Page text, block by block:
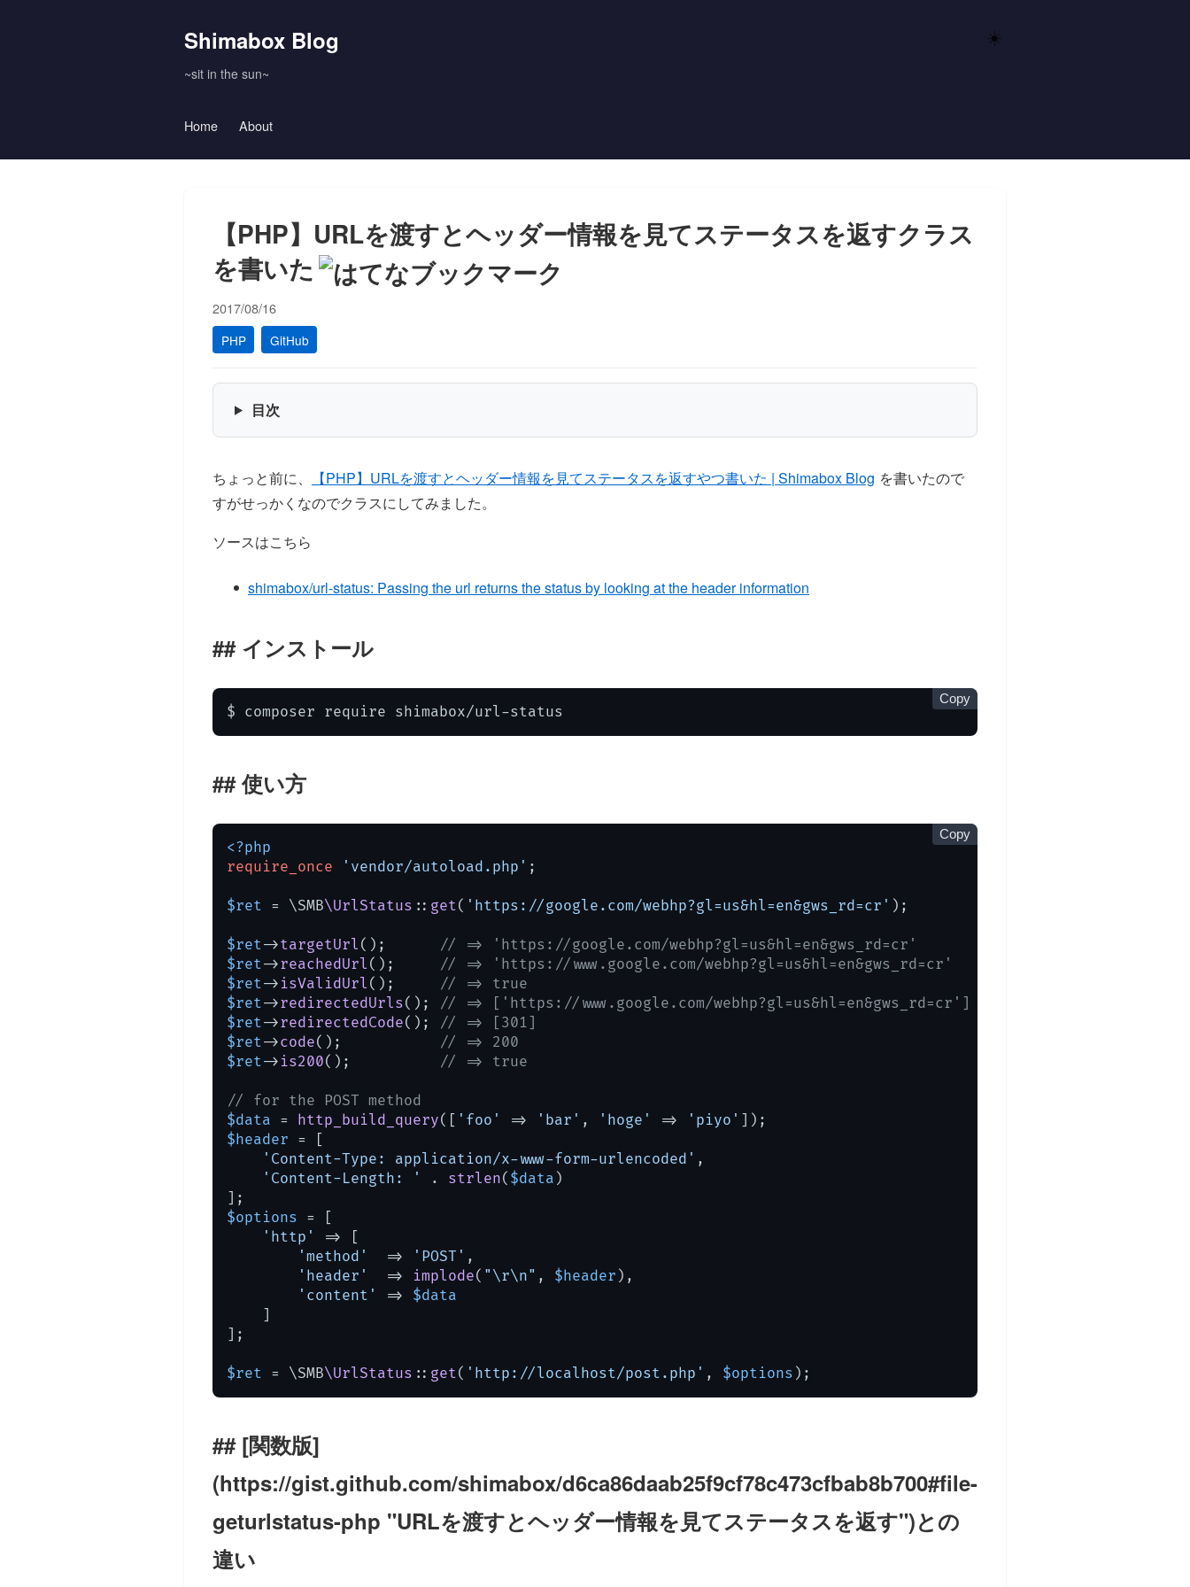
Shimabox Blog
~sit in the sun~
☀️
Home About
【PHP】URLを渡すとヘッダー情報を見てステータスを返すクラス
を書いた
2017/08/16
PHP GitHub
目次
ちょっと前に、 【PHP】URLを渡すとヘッダー情報を見てステータスを返すやつ書いた | Shimabox Blog を書いたので
すがせっかくなのでクラスにしてみました。
ソースはこちら
shimabox/url-status: Passing the url returns the status by looking at the header information
インストール
$ composer require shimabox/url-status
Copy
使い方
<?php
require_once
'vendor/autoload.php' ;
$ret = \SMB\UrlStatus :: get( 'https://google.com/webhp?gl=us&hl=en&gws_rd=cr' );
$ret->targetUrl (); // => 'https://google.com/webhp?gl=us&hl=en&gws_rd=cr'
$ret->reachedUrl (); // => 'https://www.google.com/webhp?gl=us&hl=en&gws_rd=cr'
$ret-> isValidUrl (); // => true
$ret->redirectedUrls(); // => ['https://www.google.com/webhp?gl=us&hl=en&gws_rd=cr']
$ret->redirectedCode(); // => [301]
$ret->code(); // => 200
$ret-> is200(); // => true
// for the POST method
$data = http_build_query([ 'foo' => 'bar' , 'hoge' => 'piyo'
$header = [
'Content-Type: application/x-www-form-urlencoded' ,
'Content-Length: '
. strlen( $data )
$options = [
'http'
=> [
'method'
  =>
'POST' ,
'header'
  =>
implode( "\r\n" , $header ),
'content'
=> $data
    ]
];
$ret = \SMB\UrlStatus :: get( 'http://localhost/post.php' , $options );
Copy
[関数版]
(https://gist.github.com/shimabox/d6ca86daab25f9cf78c473cfbab8b700#file-
geturlstatus-php "URLを渡すとヘッダー情報を見てステータスを返す")との
違い